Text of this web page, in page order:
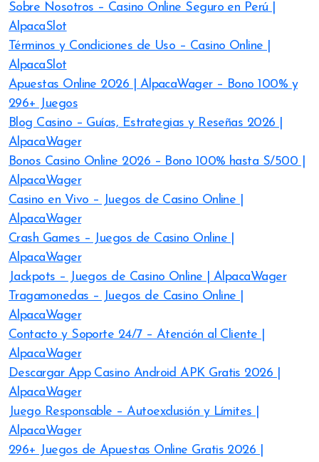
Sobre Nosotros – Casino Online Seguro en Perú |
AlpacaSlot
Términos y Condiciones de Uso – Casino Online |
AlpacaSlot
Apuestas Online 2026 | AlpacaWager – Bono 100% y
296+ Juegos
Blog Casino – Guías, Estrategias y Reseñas 2026 |
AlpacaWager
Bonos Casino Online 2026 – Bono 100% hasta S/500 |
AlpacaWager
Casino en Vivo – Juegos de Casino Online |
AlpacaWager
Crash Games – Juegos de Casino Online |
AlpacaWager
Jackpots – Juegos de Casino Online | AlpacaWager
Tragamonedas – Juegos de Casino Online |
AlpacaWager
Contacto y Soporte 24/7 – Atención al Cliente |
AlpacaWager
Descargar App Casino Android APK Gratis 2026 |
AlpacaWager
Juego Responsable – Autoexclusión y Límites |
AlpacaWager
296+ Juegos de Apuestas Online Gratis 2026 |